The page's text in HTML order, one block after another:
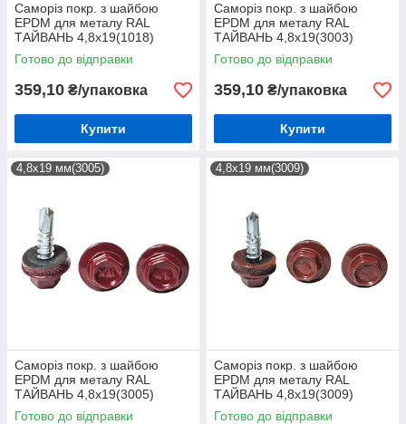
Саморіз покр. з шайбою
EPDM для металу RAL
ТАЙВАНЬ 4,8х19(1018)
(250шт)
Готово до відправки
359,10 ₴/упаковка
Купити
Саморіз покр. з шайбою
EPDM для металу RAL
ТАЙВАНЬ 4,8х19(3003)
(250шт)
Готово до відправки
359,10 ₴/упаковка
Купити
4,8х19 мм(3005)
Саморіз покр. з шайбою
EPDM для металу RAL
ТАЙВАНЬ 4,8х19(3005)
(250шт)
Готово до відправки
4,8х19 мм(3009)
Саморіз покр. з шайбою
EPDM для металу RAL
ТАЙВАНЬ 4,8х19(3009)
(250шт)
Готово до відправки